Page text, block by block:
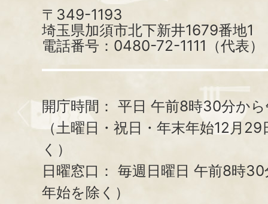
〒349-1193
埼玉県加須市北下新井1679番地1
電話番号：0480-72-1111（代表）
開庁時間： 平日 午前8時30分か
（土曜日・祝日・年末年始12月
く）
日曜窓口： 毎週日曜日 午前8時
年始を除く）